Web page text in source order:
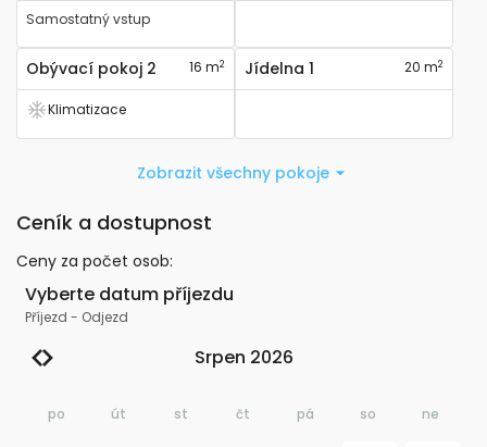
Samostatný vstup
Obývací pokoj 2 16 m2
Má klimatizaci
Klimatizace
Jídelna 1 20 m2
Zobrazit všechny pokoje
Ceník a dostupnost
Ceny za počet osob:
Vyberte datum příjezdu
Příjezd - Odjezd
Srpen 2026
po út st čt pá so ne